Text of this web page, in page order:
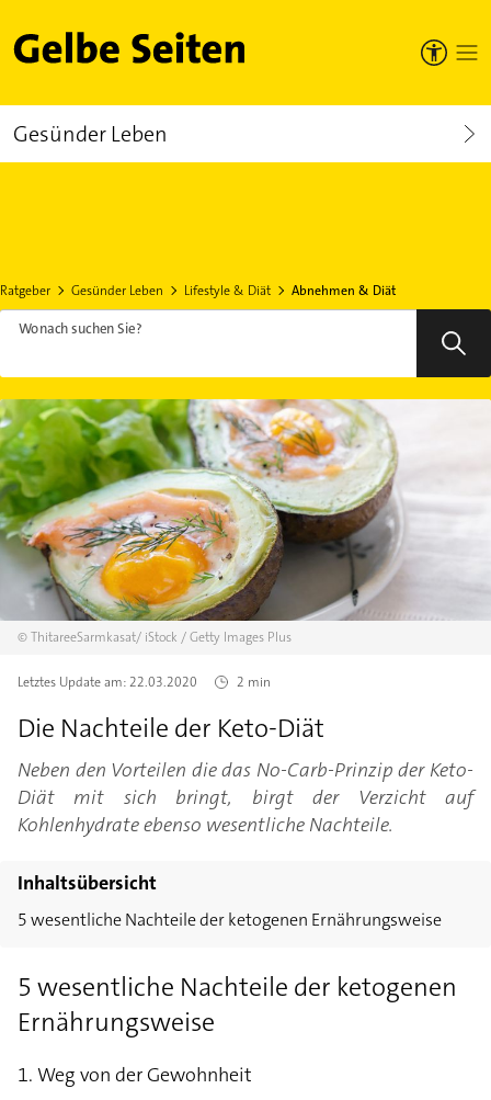
Gelbe Seiten
Gesünder Leben
Ratgeber Gesünder Leben Lifestyle & Diät Abnehmen & Diät
Wonach suchen Sie?
©ThitareeSarmkasat/ iStock / Getty Images Plus
Letztes Update am:22.03.2020 2 min
Die Nachteile der Keto-Diät
Neben den Vorteilen die das No-Carb-Prinzip der Keto-
Diät mit sich bringt, birgt der Verzicht auf
Kohlenhydrate ebenso wesentliche Nachteile.
Inhaltsübersicht
5 wesentliche Nachteile der ketogenen Ernährungsweise
5 wesentliche Nachteile der ketogenen
Ernährungsweise
1. Weg von der Gewohnheit